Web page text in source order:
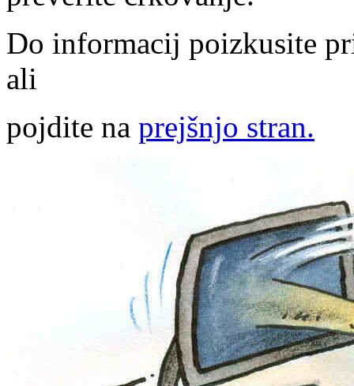
Do informacij poizkusite
ali
pojdite na prejšnjo stran.